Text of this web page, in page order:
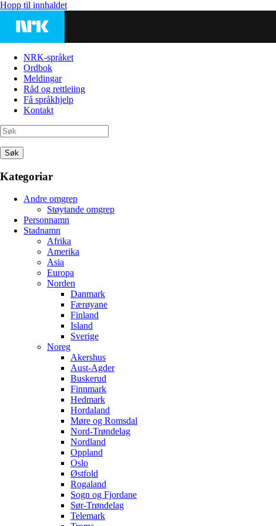
Hopp til innhaldet
NRK-språket
Ordbok
Meldingar
Råd og rettleiing
Få språkhjelp
Kontakt
Søk
Kategoriar
Andre omgrep
Støytande omgrep
Personnamn
Stadnamn
Afrika
Amerika
Asia
Europa
Norden
Danmark
Færøyane
Finland
Island
Sverige
Noreg
Akershus
Aust-Agder
Buskerud
Finnmark
Hedmark
Hordaland
Møre og Romsdal
Nord-Trøndelag
Nordland
Oppland
Oslo
Østfold
Rogaland
Sogn og Fjordane
Sør-Trøndelag
Telemark